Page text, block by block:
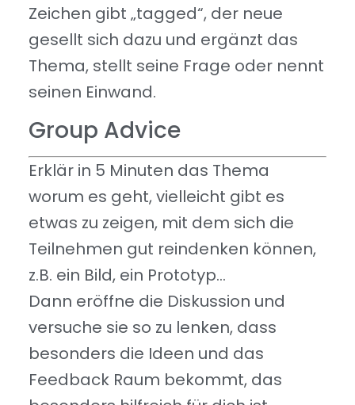
Zeichen gibt „tagged“, der neue
gesellt sich dazu und ergänzt das
Thema, stellt seine Frage oder nennt
seinen Einwand.
Group Advice
Erklär in 5 Minuten das Thema
worum es geht, vielleicht gibt es
etwas zu zeigen, mit dem sich die
Teilnehmen gut reindenken können,
z.B. ein Bild, ein Prototyp…
Dann eröffne die Diskussion und
versuche sie so zu lenken, dass
besonders die Ideen und das
Feedback Raum bekommt, das